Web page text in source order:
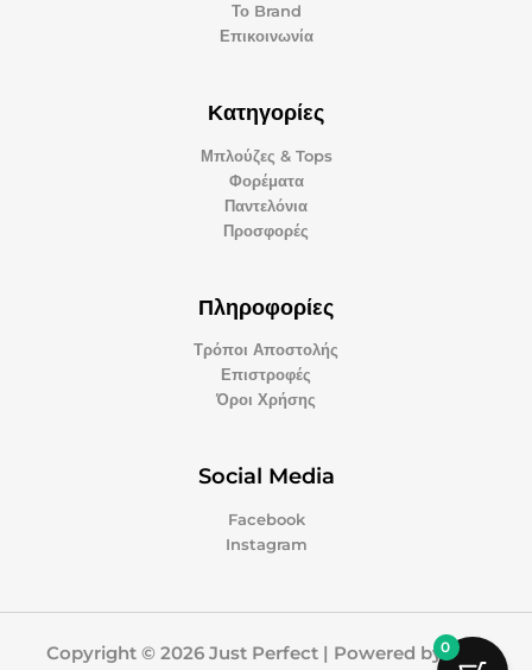
Το Brand
Επικοινωνία
Κατηγορίες
Μπλούζες & Tops
Φορέματα
Παντελόνια
Προσφορές
Πληροφορίες
Τρόποι Αποστολής
Επιστροφές
Όροι Χρήσης
Social Media
Facebook
Instagram
Copyright © 2026 Just Perfect | Powered by Just
0